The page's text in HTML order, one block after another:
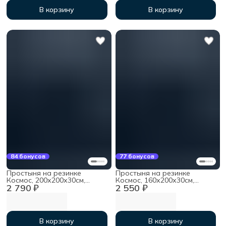
В корзину В корзину
84 бонусов
2 790 ₽
Простыня на резинке
Космос, 200х200х30см,
мако-сатин
В корзину
77 бонусов
2 550 ₽
Простыня на резинке
Космос, 160х200х30см,
мако-сатин
В корзину